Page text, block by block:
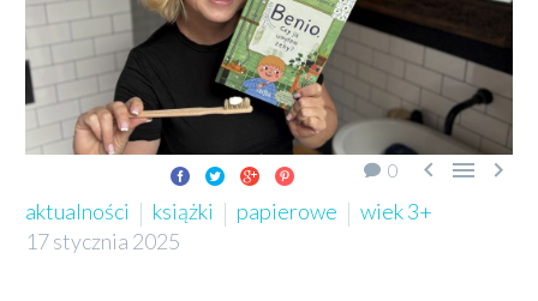
0   
aktualności książki papierowe
wiek 3+
17 stycznia 2025